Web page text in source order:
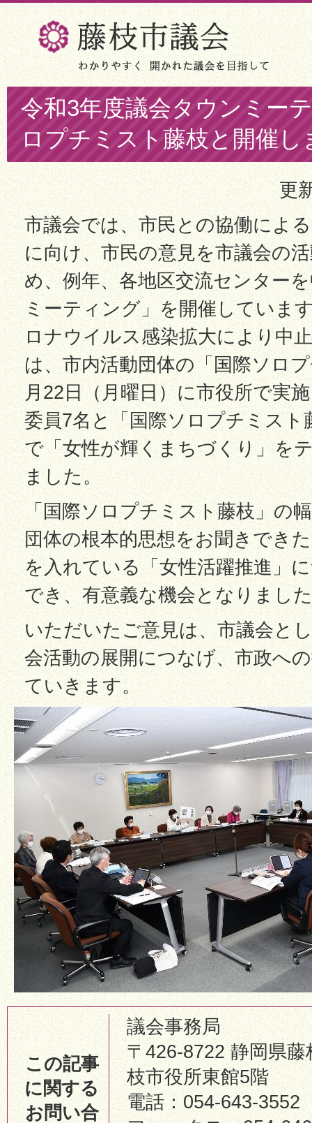
令和3年度議会タウンミー
ロプチミスト藤枝と開催し
更
市議会では、市民との協働によ
に向け、市民の意見を市議会の
め、例年、各地区交流センター
ミーティング」を開催していま
ロナウイルス感染拡大により中
は、市内活動団体の「国際ソロ
月22日（月曜日）に市役所で実
委員7名と「国際ソロプチミスト
で「女性が輝くまちづくり」を
ました。
「国際ソロプチミスト藤枝」の
団体の根本的思想をお聞きでき
を入れている「女性活躍推進」
でき、有意義な機会となりまし
いただいたご意見は、市議会と
会活動の展開につなげ、市政へ
ていきます。
この記事
に関する
お問い合
議会事務局
〒426-8722 静岡県
枝市役所東館5階
電話：054-643-3552